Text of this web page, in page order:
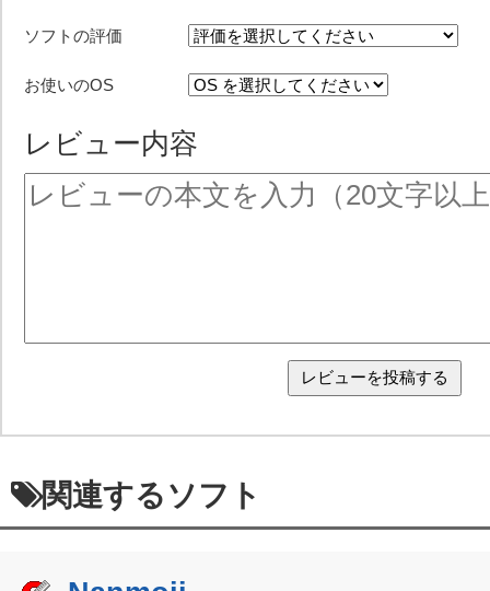
ソフトの評価
お使いのOS
レビュー内容
関連するソフト